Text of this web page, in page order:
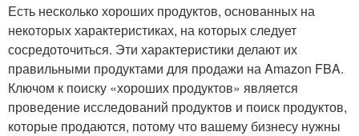
Есть несколько хороших продуктов, основанных на
некоторых характеристиках, на которых следует
сосредоточиться. Эти характеристики делают их
правильными продуктами для продажи на Amazon FBA.
Ключом к поиску «хороших продуктов» является
проведение исследований продуктов и поиск продуктов,
которые продаются, потому что вашему бизнесу нужны